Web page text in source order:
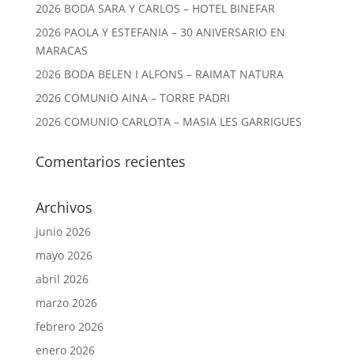
2026 BODA SARA Y CARLOS – HOTEL BINEFAR
2026 PAOLA Y ESTEFANIA – 30 ANIVERSARIO EN
MARACAS
2026 BODA BELEN I ALFONS – RAIMAT NATURA
2026 COMUNIO AINA – TORRE PADRI
2026 COMUNIO CARLOTA – MASIA LES GARRIGUES
Comentarios recientes
Archivos
junio 2026
mayo 2026
abril 2026
marzo 2026
febrero 2026
enero 2026